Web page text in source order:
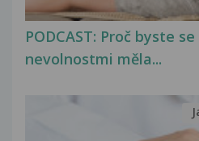
PODCAST: Proč byste
nevolnostmi měla...